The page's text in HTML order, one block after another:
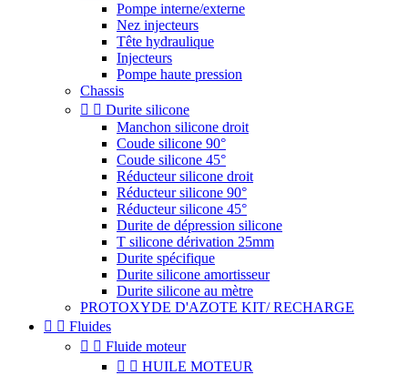
Pompe interne/externe
Nez injecteurs
Tête hydraulique
Injecteurs
Pompe haute pression
Chassis
  Durite silicone
Manchon silicone droit
Coude silicone 90°
Coude silicone 45°
Réducteur silicone droit
Réducteur silicone 90°
Réducteur silicone 45°
Durite de dépression silicone
T silicone dérivation 25mm
Durite spécifique
Durite silicone amortisseur
Durite silicone au mètre
PROTOXYDE D'AZOTE KIT/ RECHARGE
  Fluides
  Fluide moteur
  HUILE MOTEUR